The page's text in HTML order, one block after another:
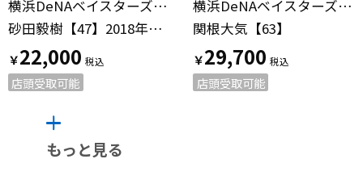
横浜DeNAベイスターズ（ヨコハマディーエヌエーベイスターズ）
砂田毅樹【47】2018年ホーム
￥22,000
店頭受取可能
横浜DeNAベイスターズ（ヨコハマディーエヌエーベイスターズ）
関根大気【63】
￥29,700
店頭受取可能
もっと見る